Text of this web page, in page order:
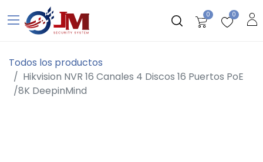
0 0
Todos los productos
Hikvision NVR 16 Canales 4 Discos 16 Puertos PoE
/8K DeepinMind